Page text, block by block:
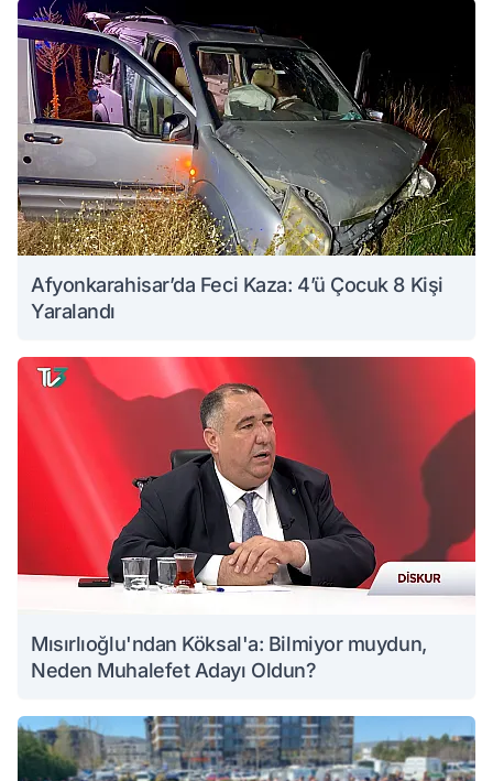
Afyonkarahisar’da Feci Kaza: 4’ü Çocuk 8 Kişi
Yaralandı
Mısırlıoğlu'ndan Köksal'a: Bilmiyor muydun,
Neden Muhalefet Adayı Oldun?